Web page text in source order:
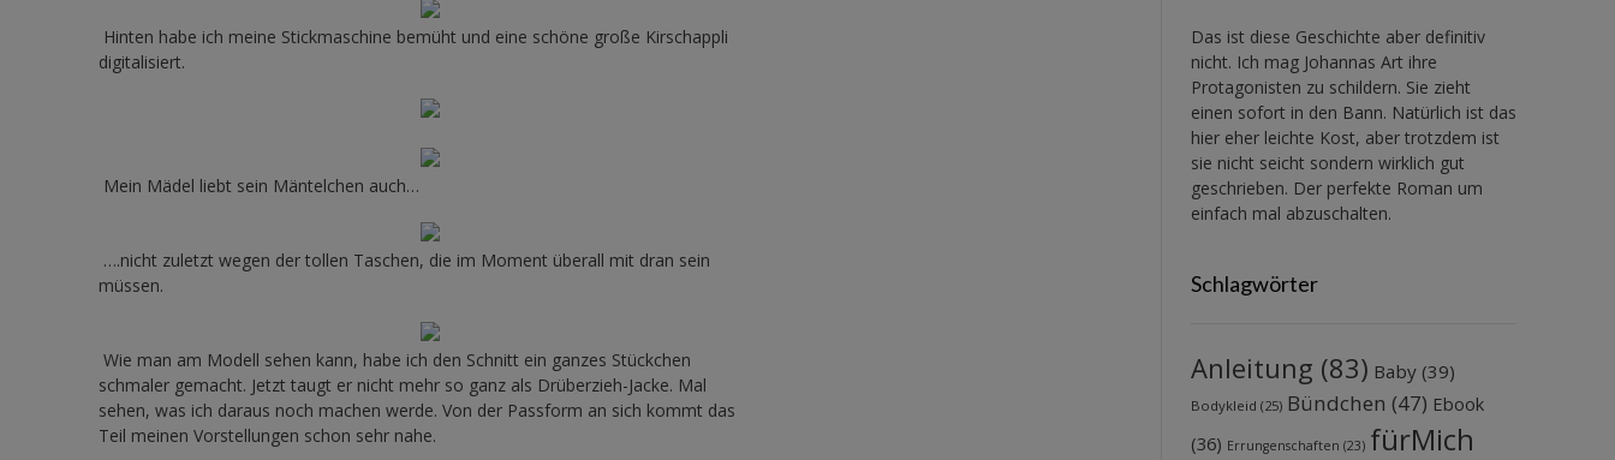
Hinten habe ich meine Stickmaschine bemüht und eine schöne große Kirschappli
digitalisiert.
Mein Mädel liebt sein Mäntelchen auch…
….nicht zuletzt wegen der tollen Taschen, die im Moment überall mit dran sein
müssen.
Wie man am Modell sehen kann, habe ich den Schnitt ein ganzes Stückchen
schmaler gemacht. Jetzt taugt er nicht mehr so ganz als Drüberzieh-Jacke. Mal
sehen, was ich daraus noch machen werde. Von der Passform an sich kommt das
Teil meinen Vorstellungen schon sehr nahe.
Das ist diese Geschichte aber definitiv
nicht. Ich mag Johannas Art ihre
Protagonisten zu schildern. Sie zieht
einen sofort in den Bann. Natürlich ist das
hier eher leichte Kost, aber trotzdem ist
sie nicht seicht sondern wirklich gut
geschrieben. Der perfekte Roman um
einfach mal abzuschalten.
Schlagwörter
Anleitung (83) Baby(39)
Bodykleid (25) Bündchen (47) Ebook
(36) Errungenschaften (23) fürMich